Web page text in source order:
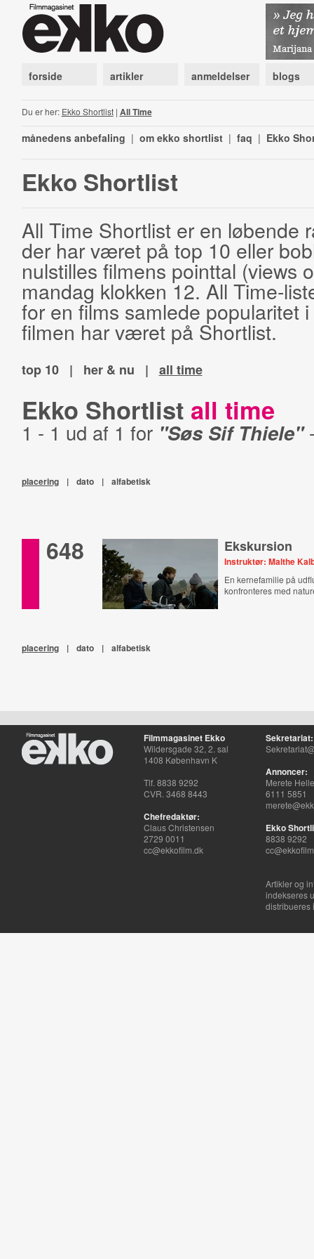
forside artikler anmeldelser blogs
Du er her: Ekko Shortlist| All Time
månedens anbefaling | om ekko shortlist | faq | Ekko
Ekko Shortlist
All Time Shortlist er en løbende
der har været på top 10 eller
nulstilles filmens pointtal (views
mandag klokken 12. All Time-
for en films samlede popularitet
filmen har været på Shortlist.
top 10 | her & nu | all time
Ekko Shortlist all time
1 - 1 ud af 1 for "Søs Sif Thiele"
placering | dato | alfabetisk
648 Ekskursion
Instruktør: Malthe
En kernefamilie på
konfronteres med
placering | dato | alfabetisk
Filmmagasinet Ekko
Wildersgade 32, 2. sal
1408 København K
Tlf. 8838 9292
CVR. 3468 8443
Chefredaktør:
Claus Christensen
2729 0011
cc@ekkofilm.dk
Sekretariat:
Annoncer:
Merete
6111 5851
Ekko
8838 9292
Artikler og
indekseres
distribueres